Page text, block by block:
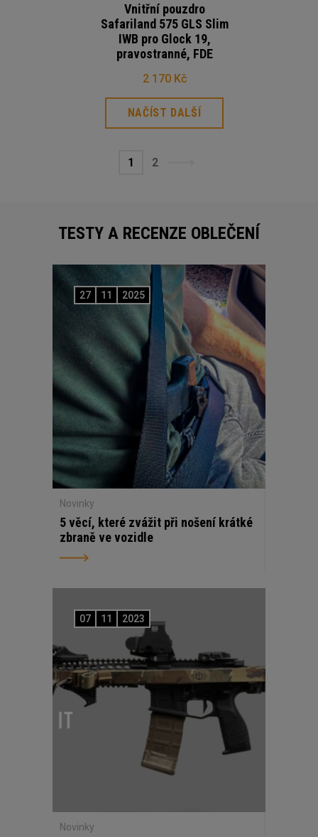
Vnitřní pouzdro
Safariland 575 GLS Slim
IWB pro Glock 19,
pravostranné, FDE
2 170 Kč
NAČÍST DALŠÍ
1 2
TESTY A RECENZE OBLEČENÍ
27 11 2025
Novinky
5 věcí, které zvážit při nošení krátké
zbraně ve vozidle
07 11 2023
Novinky